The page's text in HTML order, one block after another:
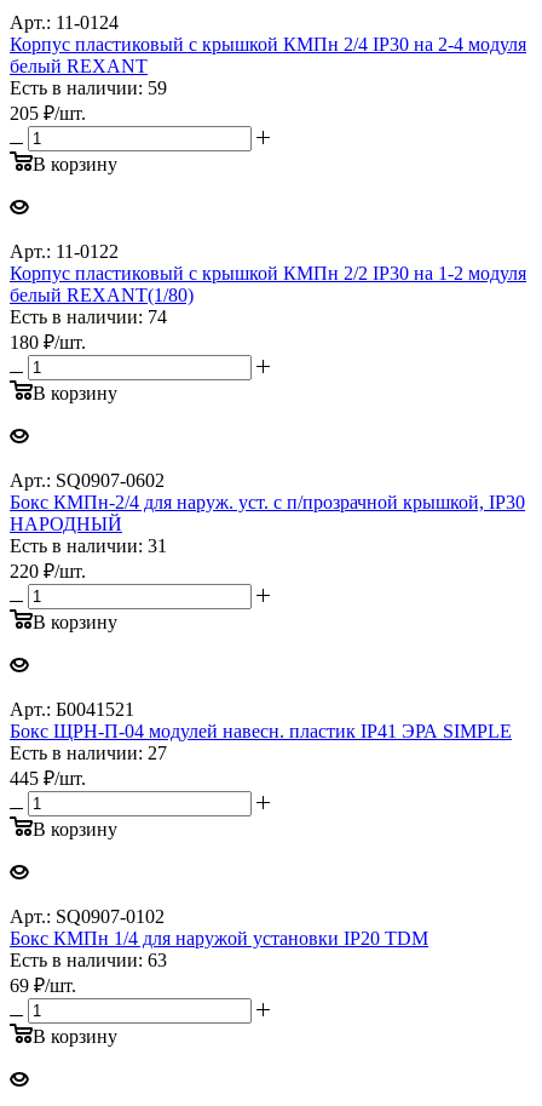
Арт.: 11-0124
Корпус пластиковый с крышкой КМПн 2/4 IP30 на 2-4 модуля
белый REXANT
Есть в наличии: 59
205 ₽/шт.
В корзину
Арт.: 11-0122
Корпус пластиковый с крышкой КМПн 2/2 IP30 на 1-2 модуля
белый REXANT(1/80)
Есть в наличии: 74
180 ₽/шт.
В корзину
Арт.: SQ0907-0602
Бокс КМПн-2/4 для наруж. уст. с п/прозрачной крышкой, IP30
НАРОДНЫЙ
Есть в наличии: 31
220 ₽/шт.
В корзину
Арт.: Б0041521
Бокс ЩРН-П-04 модулей навесн. пластик IP41 ЭРА SIMPLE
Есть в наличии: 27
445 ₽/шт.
В корзину
Арт.: SQ0907-0102
Бокс КМПн 1/4 для наружой установки IP20 TDM
Есть в наличии: 63
69 ₽/шт.
В корзину